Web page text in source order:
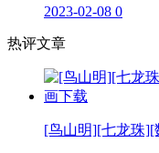
2023-02-08 0
热评文章
[鸟山明][七龙珠][